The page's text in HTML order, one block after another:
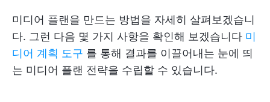
미디어 플랜을 만드는 방법을 자세히 살펴보겠습니
다. 그런 다음 몇 가지 사항을 확인해 보겠습니다 미
디어 계획 도구 를 통해 결과를 이끌어내는 눈에 띄
는 미디어 플랜 전략을 수립할 수 있습니다.